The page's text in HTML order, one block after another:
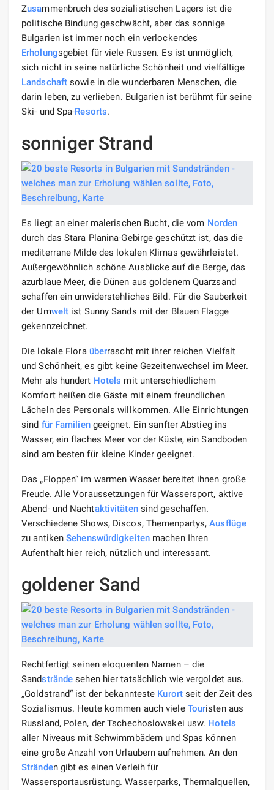
Zusammenbruch des sozialistischen Lagers ist die
politische Bindung geschwächt, aber das sonnige
Bulgarien ist immer noch ein verlockendes
Erholungsgebiet für viele Russen. Es ist unmöglich,
sich nicht in seine natürliche Schönheit und vielfältige
Landschaft sowie in die wunderbaren Menschen, die
darin leben, zu verlieben. Bulgarien ist berühmt für seine
Ski- und Spa-Resorts.
sonniger Strand
Es liegt an einer malerischen Bucht, die vom Norden
durch das Stara Planina-Gebirge geschützt ist, das die
mediterrane Milde des lokalen Klimas gewährleistet.
Außergewöhnlich schöne Ausblicke auf die Berge, das
azurblaue Meer, die Dünen aus goldenem Quarzsand
schaffen ein unwiderstehliches Bild. Für die Sauberkeit
der Umwelt ist Sunny Sands mit der Blauen Flagge
gekennzeichnet.
Die lokale Flora überrascht mit ihrer reichen Vielfalt
und Schönheit, es gibt keine Gezeitenwechsel im Meer.
Mehr als hundert Hotels mit unterschiedlichem
Komfort heißen die Gäste mit einem freundlichen
Lächeln des Personals willkommen. Alle Einrichtungen
sind für Familiengeeignet. Ein sanfter Abstieg ins
Wasser, ein flaches Meer vor der Küste, ein Sandboden
sind am besten für kleine Kinder geeignet.
Das „Floppen“ im warmen Wasser bereitet ihnen große
Freude. Alle Voraussetzungen für Wassersport, aktive
Abend- und Nachtaktivitätensind geschaffen.
Verschiedene Shows, Discos, Themenpartys,Ausflüge
zu antikenSehenswürdigkeitenmachen Ihren
Aufenthalt hier reich, nützlich und interessant.
goldener Sand
Rechtfertigt seinen eloquenten Namen – die
Sandstrände sehen hier tatsächlich wie vergoldet aus.
„Goldstrand“ ist der bekannteste Kurortseit der Zeit des
Sozialismus. Heute kommen auch viele Touristen aus
Russland, Polen, der Tschechoslowakei usw. Hotels
aller Niveaus mit Schwimmbädern und Spas können
eine große Anzahl von Urlaubern aufnehmen. An den
Stränden gibt es einen Verleih für
Wassersportausrüstung. Wasserparks, Thermalquellen,